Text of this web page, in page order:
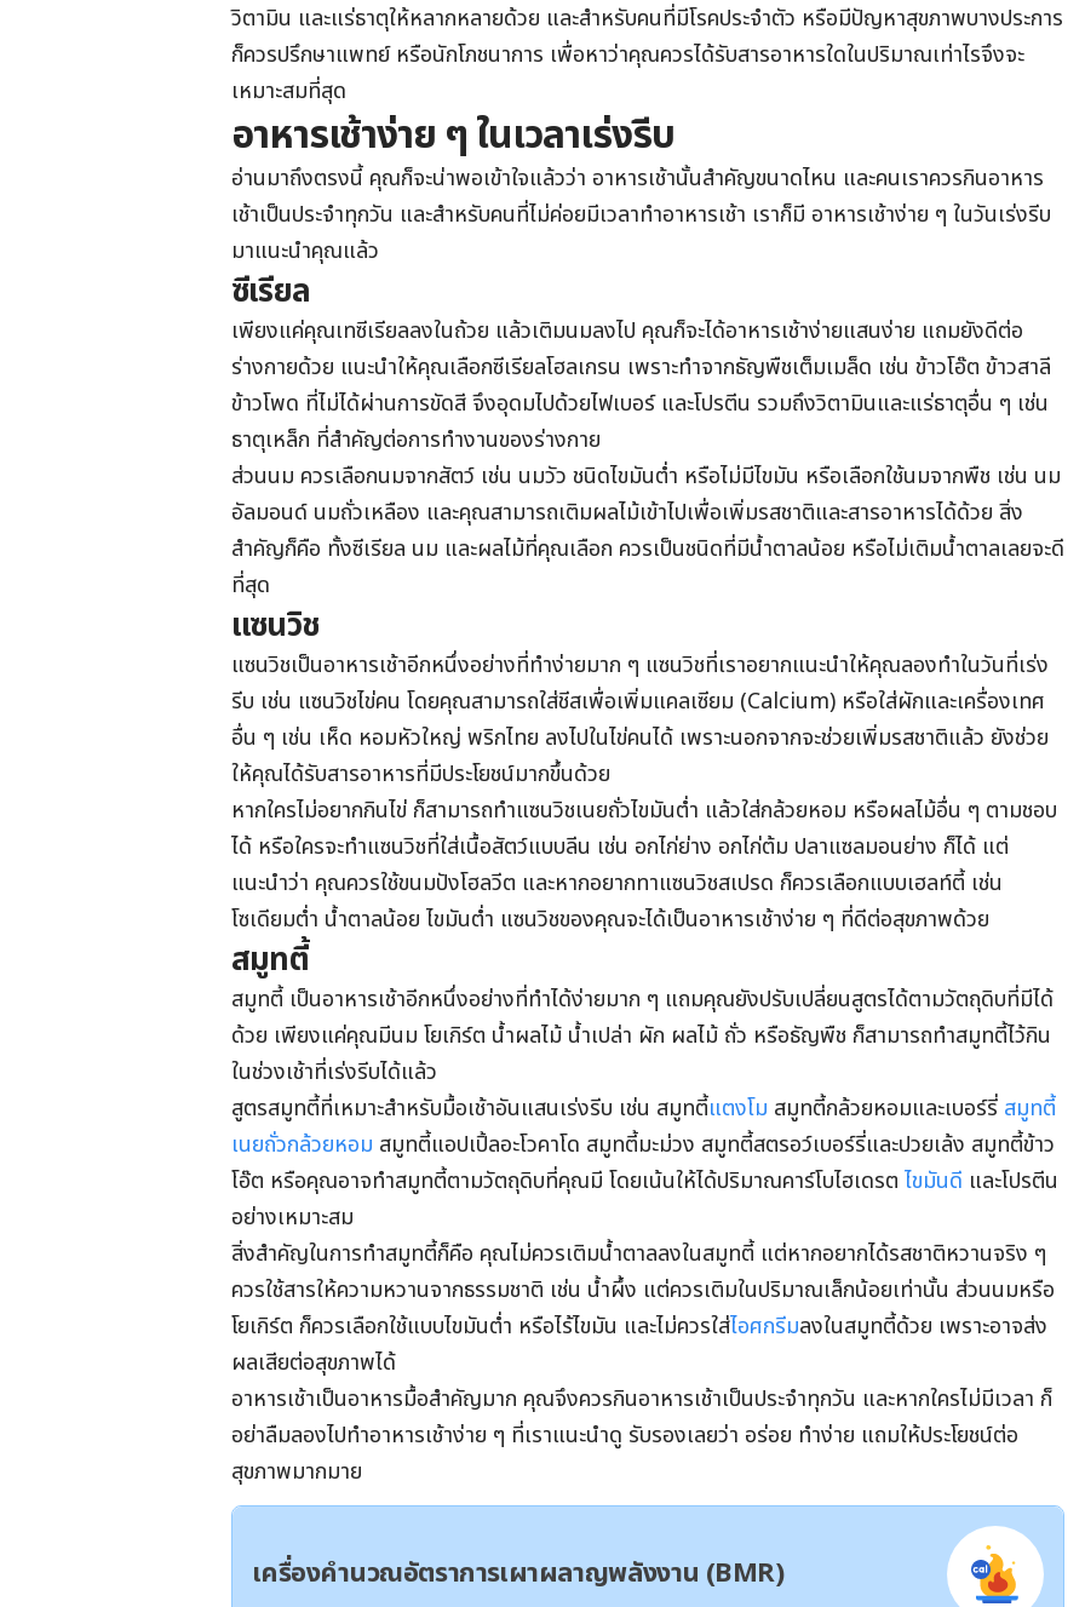
วิตามิน และแร่ธาตุให้หลากหลายด้วย และสำหรับคนที่มีโรคประจำตัว หรือมีปัญหาสุขภาพบางประการ
ก็ควรปรึกษาแพทย์ หรือนักโภชนาการ เพื่อหาว่าคุณควรได้รับสารอาหารใดในปริมาณเท่าไรจึงจะ
เหมาะสมที่สุด
อาหารเช้าง่าย ๆ ในเวลาเร่งรีบ
อ่านมาถึงตรงนี้ คุณก็จะน่าพอเข้าใจแล้วว่า อาหารเช้านั้นสำคัญขนาดไหน และคนเราควรกินอาหาร
เช้าเป็นประจำทุกวัน และสำหรับคนที่ไม่ค่อยมีเวลาทำอาหารเช้า เราก็มี อาหารเช้าง่าย ๆ ในวันเร่งรีบ
มาแนะนำคุณแล้ว
ซีเรียล
เพียงแค่คุณเทซีเรียลลงในถ้วย แล้วเติมนมลงไป คุณก็จะได้อาหารเช้าง่ายแสนง่าย แถมยังดีต่อ
ร่างกายด้วย แนะนำให้คุณเลือกซีเรียลโฮลเกรน เพราะทำจากธัญพืชเต็มเมล็ด เช่น ข้าวโอ๊ต ข้าวสาลี
ข้าวโพด ที่ไม่ได้ผ่านการขัดสี จึงอุดมไปด้วยไฟเบอร์ และโปรตีน รวมถึงวิตามินและแร่ธาตุอื่น ๆ เช่น
ธาตุเหล็ก ที่สำคัญต่อการทำงานของร่างกาย
ส่วนนม ควรเลือกนมจากสัตว์ เช่น นมวัว ชนิดไขมันต่ำ หรือไม่มีไขมัน หรือเลือกใช้นมจากพืช เช่น นม
อัลมอนด์ นมถั่วเหลือง และคุณสามารถเติมผลไม้เข้าไปเพื่อเพิ่มรสชาติและสารอาหารได้ด้วย สิ่ง
สำคัญก็คือ ทั้งซีเรียล นม และผลไม้ที่คุณเลือก ควรเป็นชนิดที่มีน้ำตาลน้อย หรือไม่เติมน้ำตาลเลยจะดี
ที่สุด
แซนวิช
แซนวิชเป็นอาหารเช้าอีกหนึ่งอย่างที่ทำง่ายมาก ๆ แซนวิชที่เราอยากแนะนำให้คุณลองทำในวันที่เร่ง
รีบ เช่น แซนวิชไข่คน โดยคุณสามารถใส่ชีสเพื่อเพิ่มแคลเซียม (Calcium) หรือใส่ผักและเครื่องเทศ
อื่น ๆ เช่น เห็ด หอมหัวใหญ่ พริกไทย ลงไปในไข่คนได้ เพราะนอกจากจะช่วยเพิ่มรสชาติแล้ว ยังช่วย
ให้คุณได้รับสารอาหารที่มีประโยชน์มากขึ้นด้วย
หากใครไม่อยากกินไข่ ก็สามารถทำแซนวิชเนยถั่วไขมันต่ำ แล้วใส่กล้วยหอม หรือผลไม้อื่น ๆ ตามชอบ
ได้ หรือใครจะทำแซนวิชที่ใส่เนื้อสัตว์แบบลีน เช่น อกไก่ย่าง อกไก่ต้ม ปลาแซลมอนย่าง ก็ได้ แต่
แนะนำว่า คุณควรใช้ขนมปังโฮลวีต และหากอยากทาแซนวิชสเปรด ก็ควรเลือกแบบเฮลท์ตี้ เช่น
โซเดียมต่ำ น้ำตาลน้อย ไขมันต่ำ แซนวิชของคุณจะได้เป็นอาหารเช้าง่าย ๆ ที่ดีต่อสุขภาพด้วย
สมูทตี้
สมูทตี้ เป็นอาหารเช้าอีกหนึ่งอย่างที่ทำได้ง่ายมาก ๆ แถมคุณยังปรับเปลี่ยนสูตรได้ตามวัตถุดิบที่มีได้
ด้วย เพียงแค่คุณมีนม โยเกิร์ต น้ำผลไม้ น้ำเปล่า ผัก ผลไม้ ถั่ว หรือธัญพืช ก็สามารถทำสมูทตี้ไว้กิน
ในช่วงเช้าที่เร่งรีบได้แล้ว
สูตรสมูทตี้ที่เหมาะสำหรับมื้อเช้าอันแสนเร่งรีบ เช่น สมูทตี้แตงโม สมูทตี้กล้วยหอมและเบอร์รี่ สมูทตี้
เนยถั่วกล้วยหอม สมูทตี้แอปเปิ้ลอะโวคาโด สมูทตี้มะม่วง สมูทตี้สตรอว์เบอร์รี่และปวยเล้ง สมูทตี้ข้าว
โอ๊ต หรือคุณอาจทำสมูทตี้ตามวัตถุดิบที่คุณมี โดยเน้นให้ได้ปริมาณคาร์โบไฮเดรต ไขมันดี และโปรตีน
อย่างเหมาะสม
สิ่งสำคัญในการทำสมูทตี้ก็คือ คุณไม่ควรเติมน้ำตาลลงในสมูทตี้ แต่หากอยากได้รสชาติหวานจริง ๆ
ควรใช้สารให้ความหวานจากธรรมชาติ เช่น น้ำผึ้ง แต่ควรเติมในปริมาณเล็กน้อยเท่านั้น ส่วนนมหรือ
โยเกิร์ต ก็ควรเลือกใช้แบบไขมันต่ำ หรือไร้ไขมัน และไม่ควรใส่ไอศกรีมลงในสมูทตี้ด้วย เพราะอาจส่ง
ผลเสียต่อสุขภาพได้
อาหารเช้าเป็นอาหารมื้อสำคัญมาก คุณจึงควรกินอาหารเช้าเป็นประจำทุกวัน และหากใครไม่มีเวลา ก็
อย่าลืมลองไปทำอาหารเช้าง่าย ๆ ที่เราแนะนำดู รับรองเลยว่า อร่อย ทำง่าย แถมให้ประโยชน์ต่อ
สุขภาพมากมาย
เครื่องคำนวณอัตราการเผาผลาญพลังงาน (BMR)